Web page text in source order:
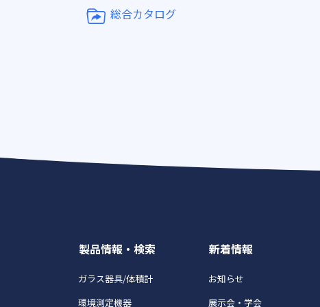
総合カタログ
製品情報・検索
ガラス器具/体積計
環境測定機器
新着情報
お知らせ
展示会・学会